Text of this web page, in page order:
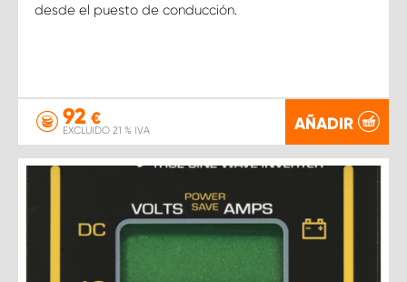
desde el puesto de conducción.
92 €
EXCLUIDO 21 % IVA AÑADIR